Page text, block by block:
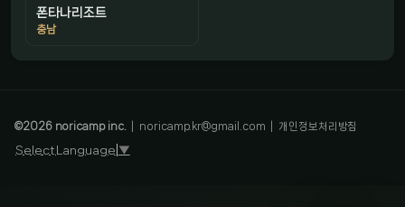
폰타나리조트
충남
©2026noricamp inc. noricamp.kr@gmail.com 개인정보처리방침
Select Language ▼